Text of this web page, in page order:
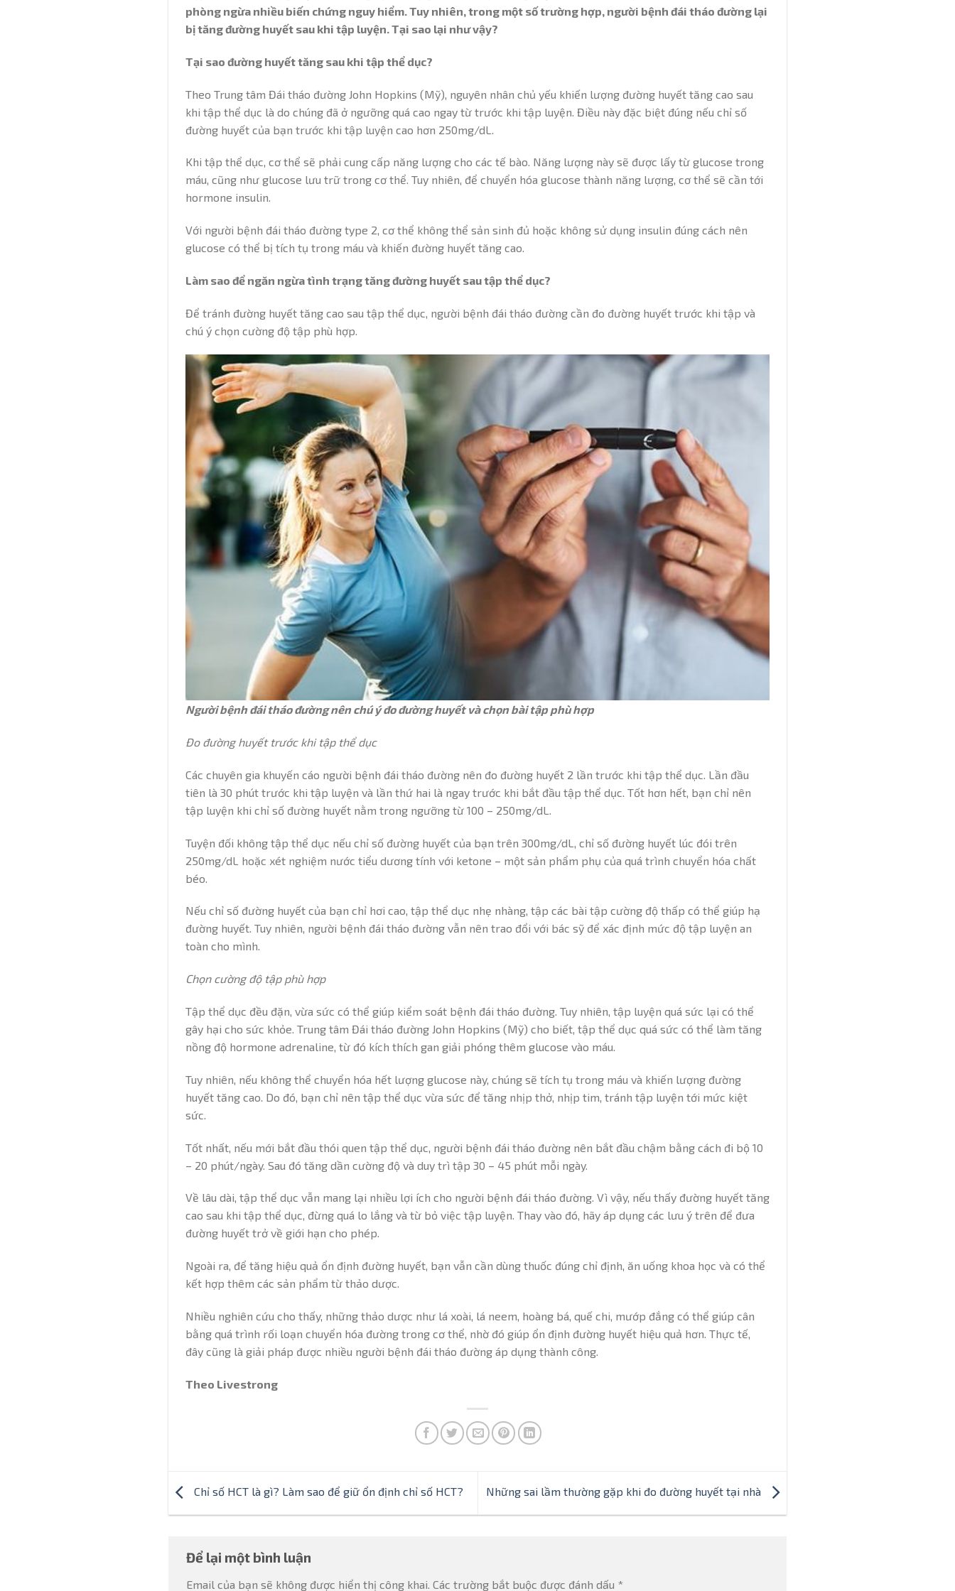
phòng ngừa nhiều biến chứng nguy hiểm. Tuy nhiên, trong một số trường hợp, người bệnh đái tháo đường lại
bị tăng đường huyết sau khi tập luyện. Tại sao lại như vậy?
Tại sao đường huyết tăng sau khi tập thể dục?
Theo Trung tâm Đái tháo đường John Hopkins (Mỹ), nguyên nhân chủ yếu khiến lượng đường huyết tăng cao sau
khi tập thể dục là do chúng đã ở ngưỡng quá cao ngay từ trước khi tập luyện. Điều này đặc biệt đúng nếu chỉ số
đường huyết của bạn trước khi tập luyện cao hơn 250mg/dL.
Khi tập thể dục, cơ thể sẽ phải cung cấp năng lượng cho các tế bào. Năng lượng này sẽ được lấy từ glucose trong
máu, cũng như glucose lưu trữ trong cơ thể. Tuy nhiên, để chuyển hóa glucose thành năng lượng, cơ thể sẽ cần tới
hormone insulin.
Với người bệnh đái tháo đường type 2, cơ thể không thể sản sinh đủ hoặc không sử dụng insulin đúng cách nên
glucose có thể bị tích tụ trong máu và khiến đường huyết tăng cao.
Làm sao để ngăn ngừa tình trạng tăng đường huyết sau tập thể dục?
Để tránh đường huyết tăng cao sau tập thể dục, người bệnh đái tháo đường cần đo đường huyết trước khi tập và
chú ý chọn cường độ tập phù hợp.
Người bệnh đái tháo đường nên chú ý đo đường huyết và chọn bài tập phù hợp
Đo đường huyết trước khi tập thể dục
Các chuyên gia khuyến cáo người bệnh đái tháo đường nên đo đường huyết 2 lần trước khi tập thể dục. Lần đầu
tiên là 30 phút trước khi tập luyện và lần thứ hai là ngay trước khi bắt đầu tập thể dục. Tốt hơn hết, bạn chỉ nên
tập luyện khi chỉ số đường huyết nằm trong ngưỡng từ 100 – 250mg/dL.
Tuyện đối không tập thể dục nếu chỉ số đường huyết của bạn trên 300mg/dL, chỉ số đường huyết lúc đói trên
250mg/dL hoặc xét nghiệm nước tiểu dương tính với ketone – một sản phẩm phụ của quá trình chuyển hóa chất
béo.
Nếu chỉ số đường huyết của bạn chỉ hơi cao, tập thể dục nhẹ nhàng, tập các bài tập cường độ thấp có thể giúp hạ
đường huyết. Tuy nhiên, người bệnh đái tháo đường vẫn nên trao đổi với bác sỹ để xác định mức độ tập luyện an
toàn cho mình.
Chọn cường độ tập phù hợp
Tập thể dục đều đặn, vừa sức có thể giúp kiểm soát bệnh đái tháo đường. Tuy nhiên, tập luyện quá sức lại có thể
gây hại cho sức khỏe. Trung tâm Đái tháo đường John Hopkins (Mỹ) cho biết, tập thể dục quá sức có thể làm tăng
nồng độ hormone adrenaline, từ đó kích thích gan giải phóng thêm glucose vào máu.
Tuy nhiên, nếu không thể chuyển hóa hết lượng glucose này, chúng sẽ tích tụ trong máu và khiến lượng đường
huyết tăng cao. Do đó, bạn chỉ nên tập thể dục vừa sức để tăng nhịp thở, nhịp tim, tránh tập luyện tới mức kiệt
sức.
Tốt nhất, nếu mới bắt đầu thói quen tập thể dục, người bệnh đái tháo đường nên bắt đầu chậm bằng cách đi bộ 10
– 20 phút/ngày. Sau đó tăng dần cường độ và duy trì tập 30 – 45 phút mỗi ngày.
Về lâu dài, tập thể dục vẫn mang lại nhiều lợi ích cho người bệnh đái tháo đường. Vì vậy, nếu thấy đường huyết tăng
cao sau khi tập thể dục, đừng quá lo lắng và từ bỏ việc tập luyện. Thay vào đó, hãy áp dụng các lưu ý trên để đưa
đường huyết trở về giới hạn cho phép.
Ngoài ra, để tăng hiệu quả ổn định đường huyết, bạn vẫn cần dùng thuốc đúng chỉ định, ăn uống khoa học và có thể
kết hợp thêm các sản phẩm từ thảo dược.
Nhiều nghiên cứu cho thấy, những thảo dược như lá xoài, lá neem, hoàng bá, quế chi, mướp đắng có thể giúp cân
bằng quá trình rối loạn chuyển hóa đường trong cơ thể, nhờ đó giúp ổn định đường huyết hiệu quả hơn. Thực tế,
đây cũng là giải pháp được nhiều người bệnh đái tháo đường áp dụng thành công.
Theo Livestrong
Chỉ số HCT là gì? Làm sao để giữ ổn định chỉ số HCT? Những sai lầm thường gặp khi đo đường huyết tại nhà
Để lại một bình luận
Email của bạn sẽ không được hiển thị công khai. Các trường bắt buộc được đánh dấu *